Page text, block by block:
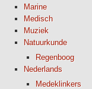
Marine
Medisch
Muziek
Natuurkunde
Regenboog
Nederlands
Medeklinkers